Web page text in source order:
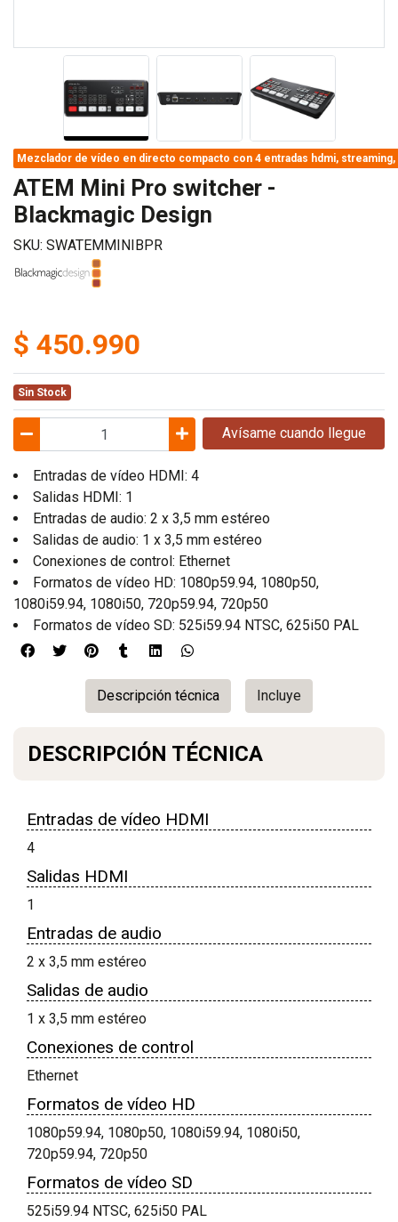
Mezclador de vídeo en directo compacto con 4 entradas hdmi, streaming,
ATEM Mini Pro switcher -
Blackmagic Design
SKU: SWATEMMINIBPR
$ 450.990
Sin Stock
Avísame cuando llegue
Entradas de vídeo HDMI: 4
Salidas HDMI: 1
Entradas de audio: 2 x 3,5 mm estéreo
Salidas de audio: 1 x 3,5 mm estéreo
Conexiones de control: Ethernet
Formatos de vídeo HD: 1080p59.94, 1080p50,
1080i59.94, 1080i50, 720p59.94, 720p50
Formatos de vídeo SD: 525i59.94 NTSC, 625i50 PAL
DESCRIPCIÓN TÉCNICA
Entradas de vídeo HDMI
4
Salidas HDMI
1
Entradas de audio
2 x 3,5 mm estéreo
Salidas de audio
1 x 3,5 mm estéreo
Conexiones de control
Ethernet
Formatos de vídeo HD
1080p59.94, 1080p50, 1080i59.94, 1080i50,
720p59.94, 720p50
Formatos de vídeo SD
525i59.94 NTSC, 625i50 PAL
Descripción técnica Incluye